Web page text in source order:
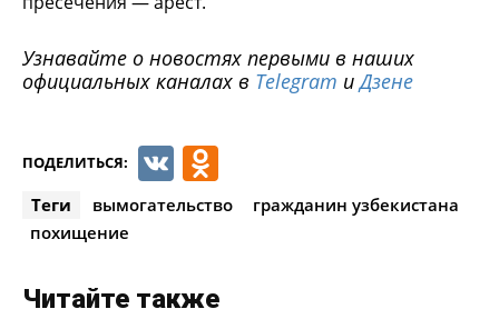
Узнавайте о новостях первыми в наших
официальных каналах в Telegram иДзене
ПОДЕЛИТЬСЯ: VK
Теги вымогательство
гражданин узбекистана
похищение
Читайте также